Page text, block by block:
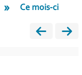
Ce mois-ci